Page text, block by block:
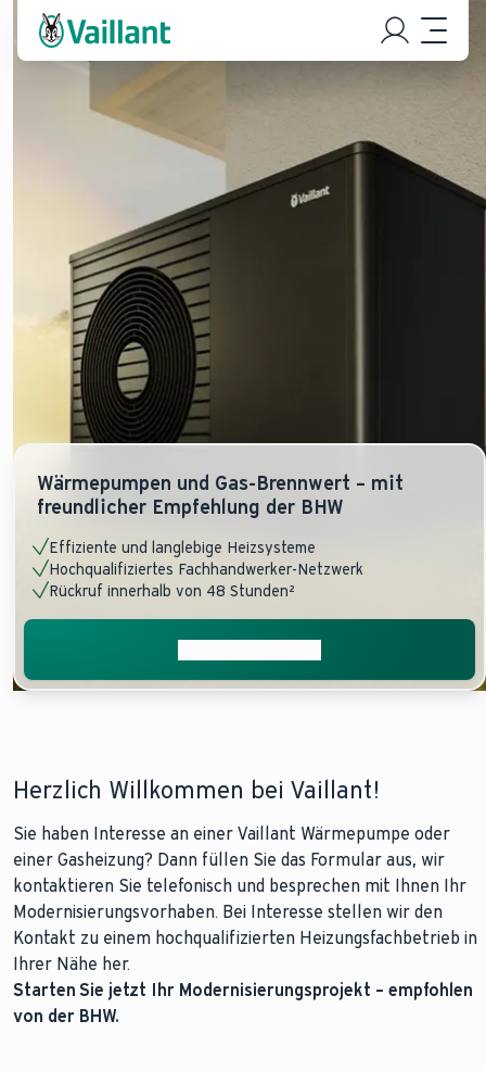
Wärmepumpen und Gas-Brennwert – mit
freundlicher Empfehlung der BHW
Effiziente und langlebige Heizsysteme
Hochqualifiziertes Fachhandwerker-Netzwerk
Rückruf innerhalb von 48 Stunden²
Herzlich Willkommen bei Vaillant!
Sie haben Interesse an einer Vaillant Wärmepumpe oder
einer Gasheizung? Dann füllen Sie das Formular aus, wir
kontaktieren Sie telefonisch und besprechen mit Ihnen Ihr
Modernisierungsvorhaben. Bei Interesse stellen wir den
Kontakt zu einem hochqualifizierten Heizungsfachbetrieb in
Ihrer Nähe her.
Starten Sie jetzt Ihr Modernisierungsprojekt – empfohlen
von der BHW.